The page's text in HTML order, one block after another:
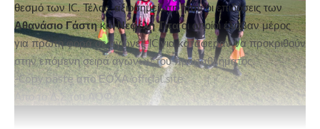
θεσμό των IC. Τέλος, αξιοσημείωτη ήταν οι επιδόσεις των
Αθανάσιο ΓάστηκαιΝεφέλη Τίταοι οποίοι έλαβαν μέρος
για πρώτη φορά σε αγώνες IC για κατάφεραν να προκριθούν
στην επόμενη σειρά αγώνων του πρωταθλήματος.
-Copy paste απο ΕΟΧΑ official site.
Απο το Δ.Σ του ΑΟΦ